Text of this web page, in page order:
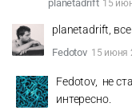
planetadrift 15
planetadrift, все
Fedotov 15 июня
Fedotov, не
интересно.